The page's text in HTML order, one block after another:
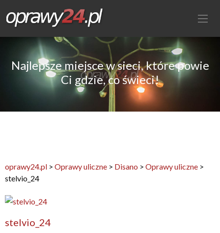
Najlepsze miejsce w sieci, które powie
Ci gdzie, co świeci!
oprawy24.pl > Oprawy uliczne > Disano > Oprawy uliczne >
stelvio_24
stelvio_24